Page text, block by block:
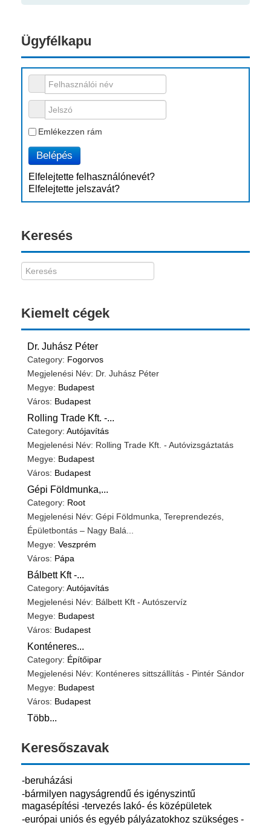
Ügyfélkapu
Felhasználói név
Jelszó
Emlékezzen rám
Belépés
Elfelejtette felhasználónevét?
Elfelejtette jelszavát?
Keresés
Kiemelt cégek
Dr. Juhász Péter
Category: Fogorvos
Megjelenési Név: Dr. Juhász Péter
Megye: Budapest
Város: Budapest
Rolling Trade Kft. -...
Category: Autójavítás
Megjelenési Név: Rolling Trade Kft. - Autóvizsgáztatás
Megye: Budapest
Város: Budapest
Gépi Földmunka,...
Category: Root
Megjelenési Név: Gépi Földmunka, Tereprendezés,
Épületbontás – Nagy Balá...
Megye: Veszprém
Város: Pápa
Bálbett Kft -...
Category: Autójavítás
Megjelenési Név: Bálbett Kft - Autószervíz
Megye: Budapest
Város: Budapest
Konténeres...
Category: Építőipar
Megjelenési Név: Konténeres sittszállítás - Pintér Sándor
Megye: Budapest
Város: Budapest
Több...
Keresőszavak
-beruházási
-bármilyen nagyságrendű és igényszintű
magasépítési -tervezés lakó- és középületek
-európai uniós és egyéb pályázatokhoz szükséges -